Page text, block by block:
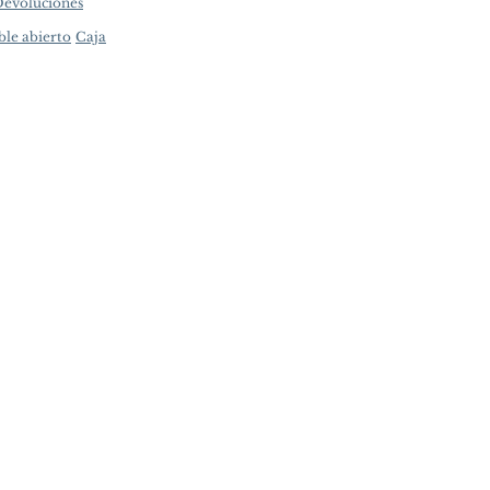
abierto Caja